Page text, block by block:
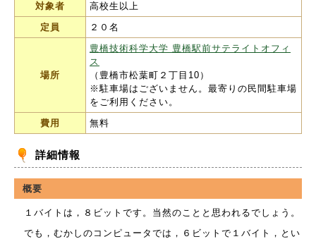
対象者
高校生以上
定員
２０名
場所
豊橋技術科学大学 豊橋駅前サテライトオフィ
ス
（豊橋市松葉町２丁目10）
※駐車場はございません。最寄りの民間駐車場
をご利用ください。
費用
無料
詳細情報
概要
１バイトは，８ビットです。当然のことと思われるでしょう。
でも，むかしのコンピュータでは，６ビットで１バイト，とい